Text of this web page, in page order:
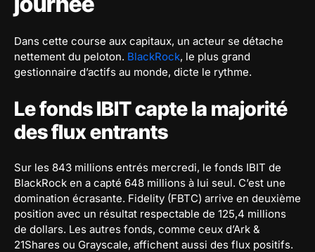
Dans cette course aux capitaux, un acteur se détache
nettement du peloton. BlackRock, le plus grand
gestionnaire d’actifs au monde, dicte le rythme.
Le fonds IBIT capte la majorité
des flux entrants
Sur les 843 millions entrés mercredi, le fonds IBIT de
BlackRock en a capté 648 millions à lui seul. C’est une
domination écrasante. Fidelity (FBTC) arrive en deuxième
position avec un résultat respectable de 125,4 millions
de dollars. Les autres fonds, comme ceux d’Ark &
21Shares ou Grayscale, affichent aussi des flux positifs.